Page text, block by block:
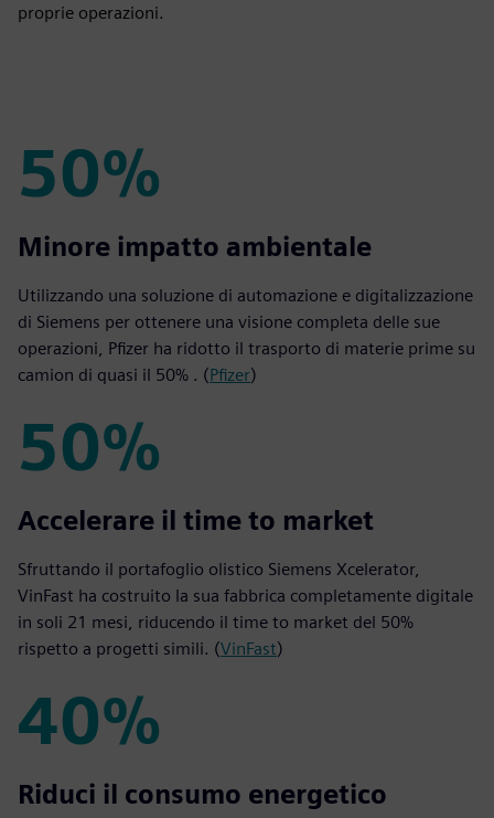
proprie operazioni.
50%
50%
Minore impatto ambientale
Utilizzando una soluzione di automazione e digitalizzazione
di Siemens per ottenere una visione completa delle sue
operazioni, Pfizer ha ridotto il trasporto di materie prime su
camion di quasi il 50% . (Pfizer)
50%
50%
Accelerare il time to market
Sfruttando il portafoglio olistico Siemens Xcelerator,
VinFast ha costruito la sua fabbrica completamente digitale
in soli 21 mesi, riducendo il time to market del 50%
rispetto a progetti simili. (VinFast)
40%
40%
Riduci il consumo energetico